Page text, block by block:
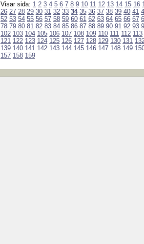
Visar sida: 1 2 3 4 5 6 7 8 9 10 11 12 13 14 15 16
26 27 28 29 30 31 32 33 34 35 36 37 38 39 40 41
52 53 54 55 56 57 58 59 60 61 62 63 64 65 66 67
78 79 80 81 82 83 84 85 86 87 88 89 90 91 92 93
102 103 104 105 106 107 108 109 110 111 112 113
121 122 123 124 125 126 127 128 129 130 131
139 140 141 142 143 144 145 146 147 148 149
157 158 159